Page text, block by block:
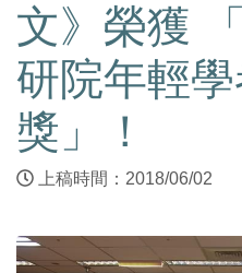
文》榮獲
研院年輕
獎」！
上稿時間：2018/06/02